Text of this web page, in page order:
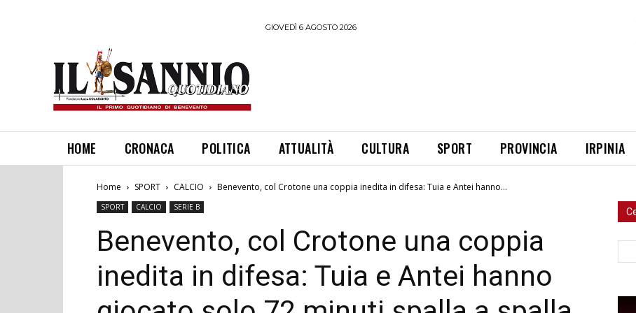
GIOVEDÌ 6 AGOSTO 2026
HOME CRONACA POLITICA ATTUALITÀ CULTURA SPORT PROVINCIA IRPINIA
Home SPORT CALCIO Benevento, col Crotone una coppia inedita in difesa: Tuia e Antei hanno...
SPORT CALCIO SERIE B
Benevento, col Crotone una coppia
inedita in difesa: Tuia e Antei hanno